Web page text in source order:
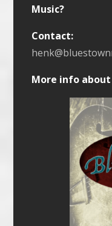
Music?
Contact:
More info